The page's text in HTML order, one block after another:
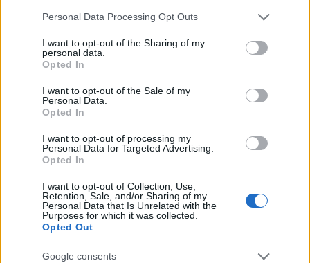
Please note that this website/app uses one or more Google
not limited to your visit or usage behaviour. You may click to
grant or deny consent to Google and its third-party tags to
use your data for below specified purposes in below Google
consent section.
Personal Data Processing Opt Outs
I want to opt-out of the Sharing of my
personal data.
Opted In
I want to opt-out of the Sale of my
Personal Data.
Opted In
I want to opt-out of processing my
Personal Data for Targeted Advertising.
Opted In
I want to opt-out of Collection, Use,
Retention, Sale, and/or Sharing of my
Personal Data that Is Unrelated with the
Purposes for which it was collected.
Opted Out
Google consents
A norvég Heine Avdal tanulmányait a
végezte és részt vett a brüsszeli P.A.R.T.S.
képzésében is. 13 éve dolgozik együtt a japán
klasszikus balettet és kortárs táncot,
valamint pszichológiát a Portland State
Universityn. Színházi produkcióik mellett
szupermarketekben, szállodákban és
irodákban megrendezett helyspecifikus